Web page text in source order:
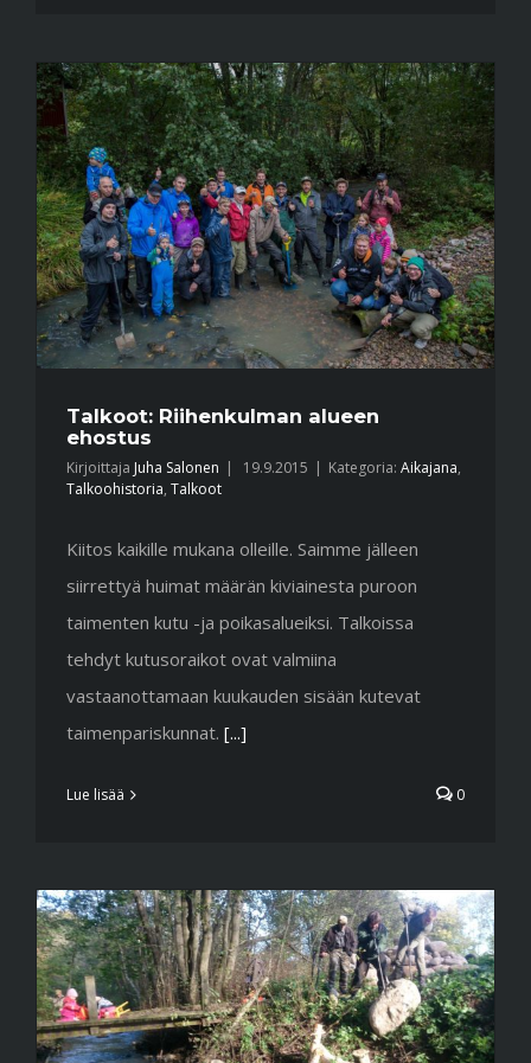
Talkoot: Riihenkulman alueen
ehostus
Kirjoittaja Juha Salonen | 19.9.2015 | Kategoria: Aikajana,
Talkoohistoria, Talkoot
Kiitos kaikille mukana olleille. Saimme jälleen
siirrettyä huimat määrän kiviainesta puroon
taimenten kutu -ja poikasalueiksi. Talkoissa
tehdyt kutusoraikot ovat valmiina
vastaanottamaan kuukauden sisään kutevat
taimenpariskunnat. [...]
Lue lisää 0